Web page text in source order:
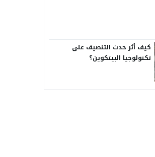
كيف أثر حدث التنصيف على
تكنولوجيا البيتكوين؟